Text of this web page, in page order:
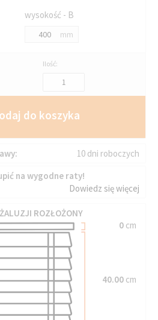
wysokość - B
mm
Ilość:
do koszyka
10 dni roboczych
na wygodne raty!
Dowiedz się więcej
ROZŁOŻONY
0cm
40.00cm